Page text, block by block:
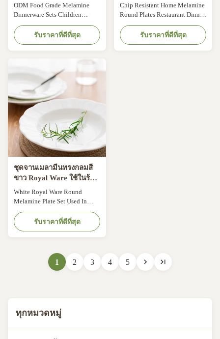
ODM Food Grade Melamine
Dinnerware Sets Children
Tableware Sets Specification
Material: 100% Melamine, 50%
Melamine, 30% Melamine,
Bamboo Fiber Printing:
White/color material with decal,
solid color. Customized: OEM
& ODM are welcomed Packing
Details: Brown bulk
package,white bulk
package,white box...
รับราคาที่ดีที่สุด
Chip Resistant Home Melamine
Round Plates Restaurant Dinner
Plates Product Description No
other type of dinnerware offers
sophistication and practicality
than melamine dinnerware —
รับราคาที่ดีที่สุด
ชุดจานเมลามีนทรงกลมสี
ขาว Royal Ware ใช้ในร้าน
อาหาร
White Royal Ware Round
Melamine Plate Set Used In
Restaurant White Royal Ware
Round Plate Melamine
Dinnerware Sets Used In
Restaurant Melamine Serving
and light weight, melamine is a
popular choice in a variety of
รับราคาที่ดีที่สุด
1 2 3 4 5
ทุกหมวดหมู่